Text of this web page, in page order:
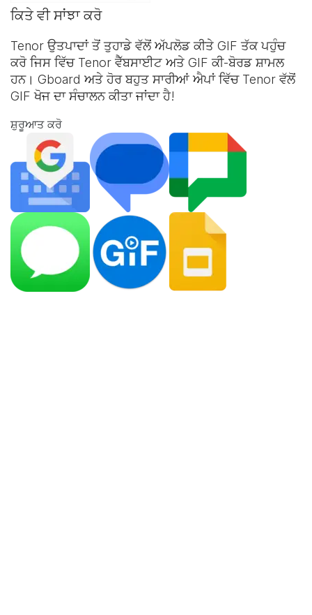
ਕਿਤੇ ਵੀ ਸਾਂਝਾ ਕਰੋ
Tenor ਉਤਪਾਦਾਂ ਤੋਂ ਤੁਹਾਡੇ ਵੱਲੋਂ ਅੱਪਲੋਡ ਕੀਤੇ GIF ਤੱਕ ਪਹੁੰਚ
ਕਰੋ ਜਿਸ ਵਿੱਚ Tenor ਵੈੱਬਸਾਈਟ ਅਤੇ GIF ਕੀ-ਬੋਰਡ ਸ਼ਾਮਲ
ਹਨ। Gboard ਅਤੇ ਹੋਰ ਬਹੁਤ ਸਾਰੀਆਂ ਐਪਾਂ ਵਿੱਚ Tenor ਵੱਲੋਂ
GIF ਖੋਜ ਦਾ ਸੰਚਾਲਨ ਕੀਤਾ ਜਾਂਦਾ ਹੈ!
ਸ਼ੁਰੂਆਤ ਕਰੋ